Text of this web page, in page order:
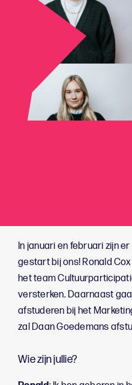
In januari en februari zijn
gestart bij ons! Ronald
het team
versterken. Daarnaast
afstuderen bij het
zal Daan Goedemans
Wie zijn jullie?